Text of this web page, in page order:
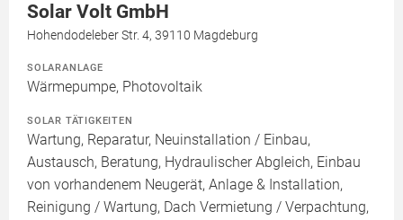
Solar Volt GmbH
Hohendodeleber Str. 4, 39110 Magdeburg
SOLARANLAGE
Wärmepumpe, Photovoltaik
SOLAR TÄTIGKEITEN
Wartung, Reparatur, Neuinstallation / Einbau,
Austausch, Beratung, Hydraulischer Abgleich, Einbau
von vorhandenem Neugerät, Anlage & Installation,
Reinigung / Wartung, Dach Vermietung / Verpachtung,